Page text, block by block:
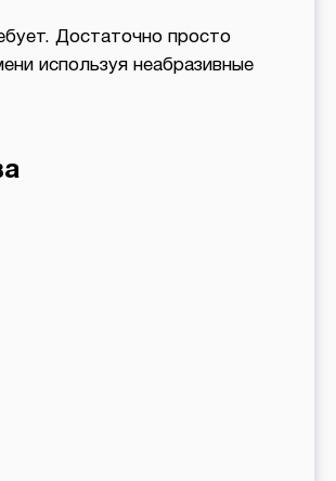
Достаточно просто
используя неабразивные